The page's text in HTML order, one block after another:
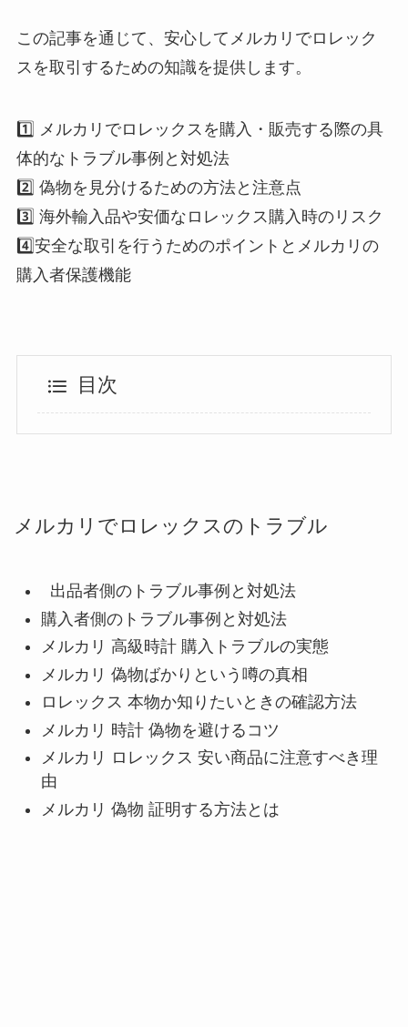
この記事を通じて、安心してメルカリでロレック
スを取引するための知識を提供します。
1️⃣ メルカリでロレックスを購入・販売する際の具
体的なトラブル事例と対処法
2️⃣ 偽物を見分けるための方法と注意点
3️⃣ 海外輸入品や安価なロレックス購入時のリスク
4️⃣安全な取引を行うためのポイントとメルカリの
購入者保護機能
目次
メルカリでロレックスのトラブル
出品者側のトラブル事例と対処法
購入者側のトラブル事例と対処法
メルカリ 高級時計 購入トラブルの実態
メルカリ 偽物ばかりという噂の真相
ロレックス 本物か知りたいときの確認方法
メルカリ 時計 偽物を避けるコツ
メルカリ ロレックス 安い商品に注意すべき理
由
メルカリ 偽物 証明する方法とは